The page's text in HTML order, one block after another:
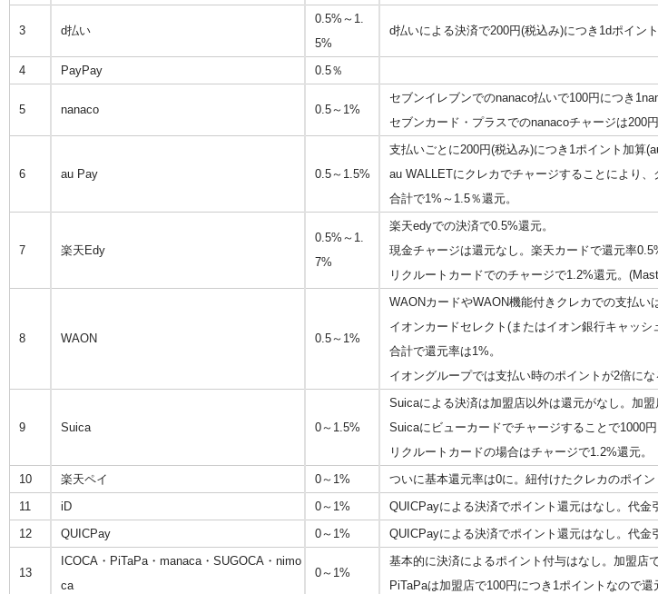
3 d払い
0.5%～1.
5%
d払いによる決済で200円(税込み)につき1dポイン
4 PayPay 0.5％
5 nanaco 0.5～1%
セブンイレブンでのnanaco払いで100円につき
セブンカード・プラスでのnanacoチャージは200
6 au Pay 0.5～1.5%
支払いごとに200円(税込み)につき1ポイント加算
au WALLETにクレカでチャージすることにより、
合計で1%～1.5％還元。
7 楽天Edy
0.5%～1.
7%
楽天edyでの決済で0.5%還元。
現金チャージは還元なし。楽天カードで還元率
リクルートカードでのチャージで1.2%還元。
8 WAON 0.5～1%
WAONカードやWAON機能付きクレカでの支払
イオンカードセレクト(またはイオン銀行キャッ
合計で還元率は1%。
イオングループでは支払い時のポイントが2倍に
9 Suica 0～1.5%
Suicaによる決済は加盟店以外は還元がなし。加
Suicaにビューカードでチャージすることで1000
リクルートカードの場合はチャージで1.2%還元。
10
楽天ペイ 0～1%
ついに基本還元率は0に。紐付けたクレカのポイ
11
iD 0～1%
QUICPayによる決済でポイント還元はなし。代
12
QUICPay 0～1% QUICPayによる決済でポイント還元はなし。代
13
ICOCA・PiTaPa・manaca・SUGOCA・nimo
ca
0～1%
基本的に決済によるポイント付与はなし。加盟店
PiTaPaは加盟店で100円につき1ポイントなので